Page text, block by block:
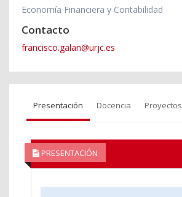
Economía Financiera y Contabilidad
Contacto
francisco.galan@urjc.es
Presentación Docencia Proyectos
PRESENTACIÓN